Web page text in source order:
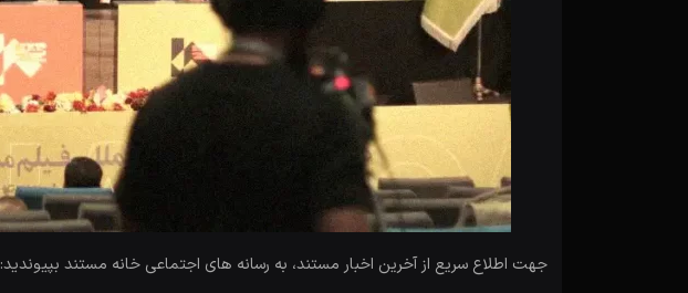
جهت اطلاع سریع از آخرین اخبار مستند، به رسانه های اجتماعی خانه مستند بپیوندید: